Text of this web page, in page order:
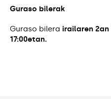
Guraso bilerak
Guraso bilera irailaren 2an
17:00etan.